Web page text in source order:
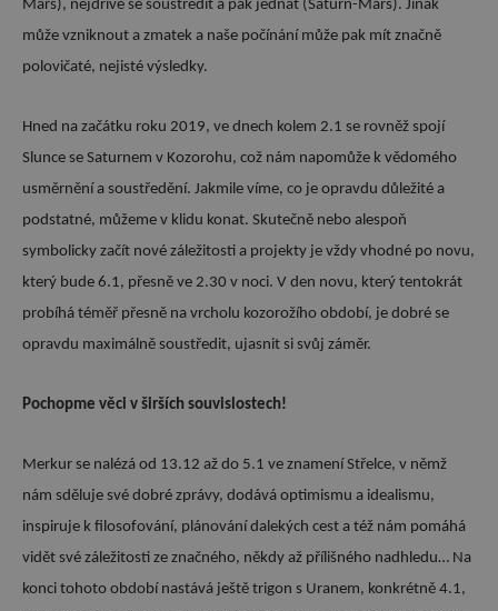
Mars), nejdříve se soustředit a pak jednat (Saturn-Mars). Jinak
může vzniknout a zmatek a naše počínání může pak mít značně
polovičaté, nejisté výsledky.
Hned na začátku roku 2019, ve dnech kolem 2.1 se rovněž spojí
Slunce se Saturnem v Kozorohu, což nám napomůže k vědomého
usměrnění a soustředění. Jakmile víme, co je opravdu důležité a
podstatné, můžeme v klidu konat. Skutečně nebo alespoň
symbolicky začít nové záležitosti a projekty je vždy vhodné po novu,
který bude 6.1, přesně ve 2.30 v noci. V den novu, který tentokrát
probíhá téměř přesně na vrcholu kozorožího období, je dobré se
opravdu maximálně soustředit, ujasnit si svůj záměr.
Pochopme věci v širších souvislostech!
Merkur se nalézá od 13.12 až do 5.1 ve znamení Střelce, v němž
nám sděluje své dobré zprávy, dodává optimismu a idealismu,
inspiruje k filosofování, plánování dalekých cest a též nám pomáhá
vidět své záležitosti ze značného, někdy až přílišného nadhledu… Na
konci tohoto období nastává ještě trigon s Uranem, konkrétně 4.1,